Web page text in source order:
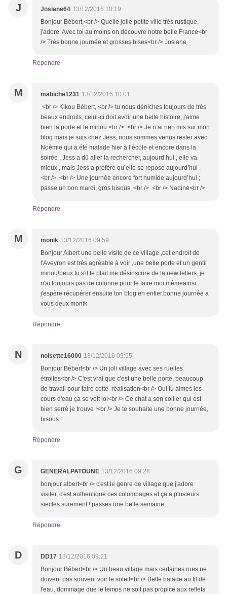
J Josiane64 13/12/2016 10:19
Bonjour Bébert,<br /> Quelle jolie petite ville très rustique,
j'adore. Avec toi au moins on découvre notre belle France<br
/> Très bonne journée et grosses bises<br /> Josiane
Répondre
M mabiche1231 13/12/2016 10:01
<br /> Kikou Bébert, <br /> tu nous déniches toujours de très
beaux endroits, celui-ci doit avoir une belle histoire, j'aime
bien la porte et le minou.<br /> <br /> Je n’ai rien mis sur mon
blog mais je suis chez Jess, nous sommes venus rester avec
Noémie qui a été malade hier à l’école et encore dans la
soirée , Jess a dû aller la rechercher, aujourd’hui , elle va
mieux , mais Jess a préféré qu’elle se repose aujourd’hui .
<br /> <br /> Une journée encore fort humide aujourd’hui ;
passe un bon mardi, gros bisous, <br /> <br /> Nadine<br />
Répondre
M monik 13/12/2016 09:59
Bonjour Albert une belle visite de ce village ,cet endroit de
l'Aveyron est très agréable à voir ,une belle porte et un gentil
minou!peux tu s'il te plait me désinscrire de ta new letters ,je
n'ai toujours pas de colonne pour le faire moi mêmeainsi
j'espère récupérer ensuite ton blog en entier.bonne journée a
vous deux monik
Répondre
N noisette16000 13/12/2016 09:55
Bonjour Bébert<br /> Un joli village avec ses ruelles
étroites<br /> C'est vrai que c'est une belle porte, beaucoup
de travail pour faire cette réalisation<br /> Oui tu aimes les
cours d'eau ça se voit lol<br /> Ce chat a son collier qui est
bien serré je trouve !<br /> Je te souhaite une bonne journée,
bisous
Répondre
G GENERALPATOUNE 13/12/2016 09:28
bonjour albert<br /> c'est le genre de village que j'adore
visiter, c'est authentique ces colombages et ça a plusieurs
siecles surement ! passes une belle semaine
Répondre
D DD17 13/12/2016 09:21
Bonjour Bébert<br /> Un beau village mais certaines rues ne
doivent pas souvent voir le soleil<br /> Belle balade au fil de
l'eau, dommage que le temps ne soit pas propice aux reflets